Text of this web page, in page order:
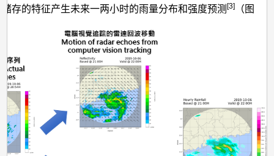
存的特征产生未来一两小时的雨量分布和强度预测 [3]（图